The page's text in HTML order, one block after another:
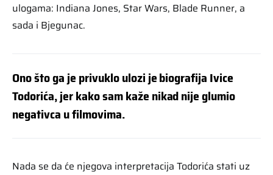
ulogama: Indiana Jones, Star Wars, Blade Runner, a
sada i Bjegunac.
Ono što ga je privuklo ulozi je biografija Ivice
Todorića, jer kako sam kaže nikad nije glumio
negativca u filmovima.
Nada se da će njegova interpretacija Todorića stati uz